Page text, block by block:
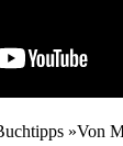
»Von